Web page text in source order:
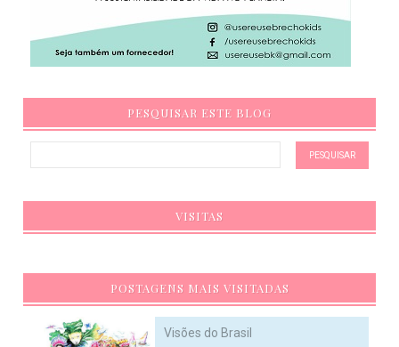
PESQUISAR ESTE BLOG
VISITAS
POSTAGENS MAIS VISITADAS
Visões do Brasil